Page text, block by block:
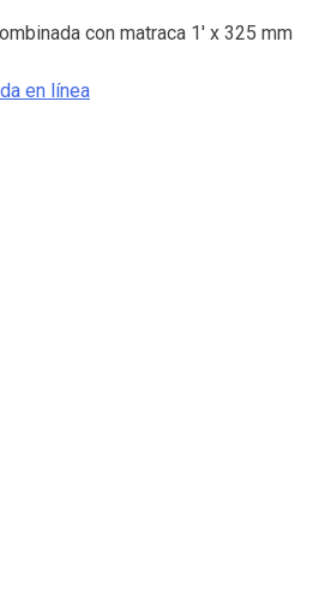
con matraca 1′ x 325 mm
en línea